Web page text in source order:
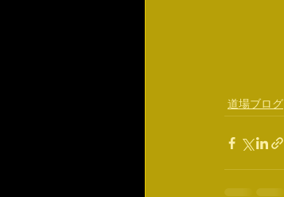
道場ブログ